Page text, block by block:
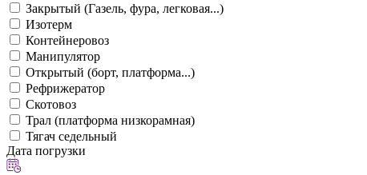
Закрытый (Газель, фура, легковая...)
Изотерм
Контейнеровоз
Манипулятор
Открытый (борт, платформа...)
Рефрижератор
Скотовоз
Трал (платформа низкорамная)
Тягач седельный
Дата погрузки